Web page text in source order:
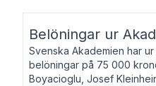
Belöningar ur
Svenska Akademien har
belöningar på 75 000
Boyacioglu, Josef